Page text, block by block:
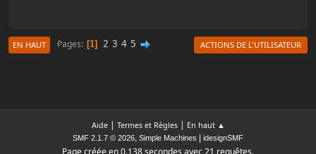
EN HAUT Pages 1 2 3 4 5 ACTIONS DE L'UTILISATEUR
Aide| Termes et Règles| En haut ▲
SMF 2.1.7 © 2026, Simple Machines idesignSMF
Page créée en 0.138 secondes avec 21 requêtes.